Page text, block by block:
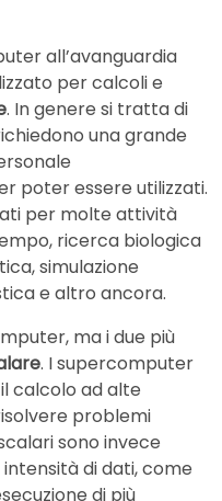
all’avanguardia
per calcoli e
. In genere si tratta di
una grande
poter essere utilizzati.
per molte attività
ricerca biologica
simulazione
e altro ancora.
ma i due più
. I supercomputer
calcolo ad alte
problemi
sono invece
di dati, come
di più